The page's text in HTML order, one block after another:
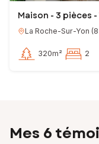
Maison - 3 pièces -
La Roche-Sur-Yon (
320m² 2
Mes 6